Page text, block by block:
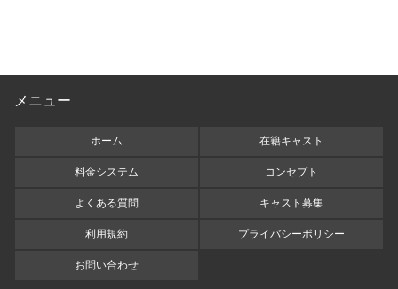
メニュー
ホーム 在籍キャスト
料金システム コンセプト
よくある質問 キャスト募集
利用規約 プライバシーポリシー
お問い合わせ